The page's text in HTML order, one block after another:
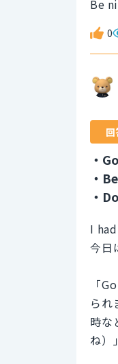
Be
0
回
・
・
・
I
今日
「
られ
時な
ね）